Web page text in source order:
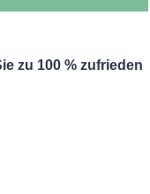
zu 100 % zufrieden